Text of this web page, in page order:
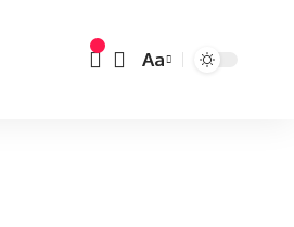
Aa